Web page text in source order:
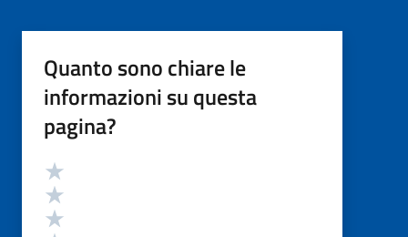
Quanto sono chiare le
informazioni su questa
pagina?
Valutazione